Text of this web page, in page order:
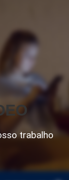
trabalho